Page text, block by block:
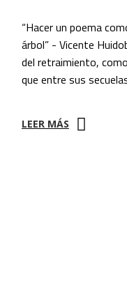
“Hacer un poema
árbol” - Vicente
del retraimiento,
que entre sus
LEER MÁS